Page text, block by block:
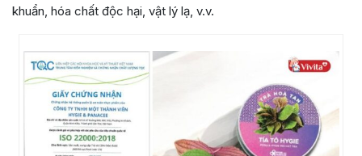
khuẩn, hóa chất độc hại, vật lý lạ, v.v.